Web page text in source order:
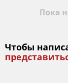
Пока
Чтобы